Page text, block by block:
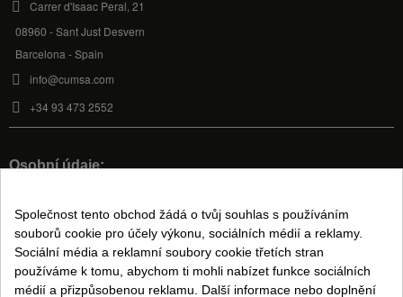
Carrer d'Isaac Peral, 21
08960 - Sant Just Desvern
Barcelona - Spain
info@cumsa.com
+34 93 473 2552
Osobní údaje:
Právní informace:
Podmínky prodeje
Společnost tento obchod žádá o tvůj souhlas s používáním
souborů cookie pro účely výkonu, sociálních médií a reklamy.
Sociální média a reklamní soubory cookie třetích stran
používáme k tomu, abychom ti mohli nabízet funkce sociálních
médií a přizpůsobenou reklamu. Další informace nebo doplnění